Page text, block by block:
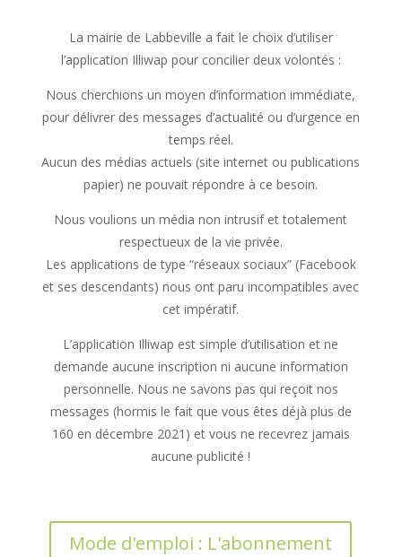
La mairie de Labbeville a fait le choix d’utiliser
l’application Illiwap pour concilier deux volontés :
Nous cherchions un moyen d’information immédiate,
pour délivrer des messages d’actualité ou d’urgence en
temps réel.
Aucun des médias actuels (site internet ou publications
papier) ne pouvait répondre à ce besoin.
Nous voulions un média non intrusif et totalement
respectueux de la vie privée.
Les applications de type “réseaux sociaux” (Facebook
et ses descendants) nous ont paru incompatibles avec
cet impératif.
L’application Illiwap est simple d’utilisation et ne
demande aucune inscription ni aucune information
personnelle. Nous ne savons pas qui reçoit nos
messages (hormis le fait que vous êtes déjà plus de
160 en décembre 2021) et vous ne recevrez jamais
aucune publicité !
Mode d'emploi : L'abonnement